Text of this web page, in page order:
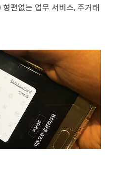
편없는 업무 서비스, 주거래